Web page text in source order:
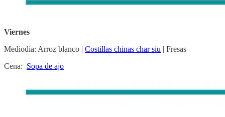
Viernes
Mediodía: Arroz blanco | Costillas chinas char siu | Fresas
Cena: Sopa de ajo